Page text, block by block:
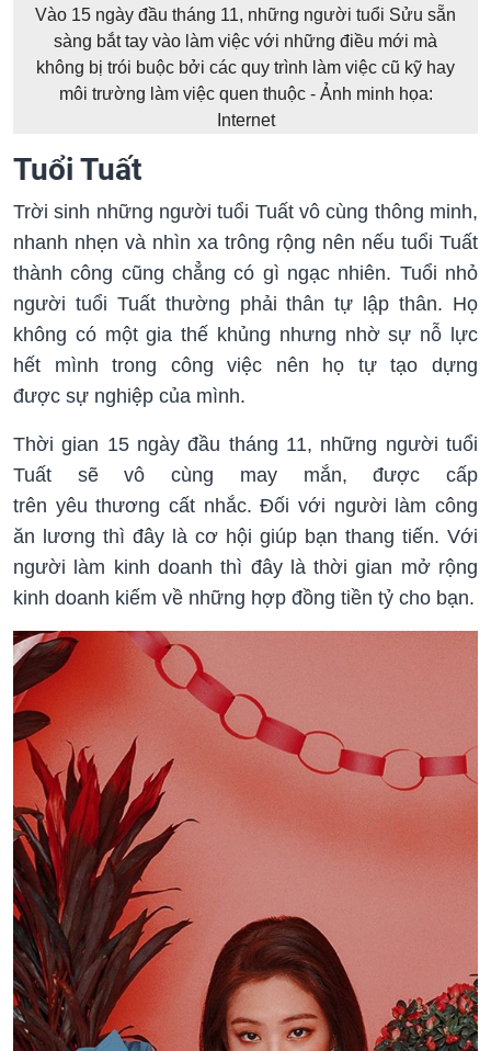
Vào 15 ngày đầu tháng 11, những người tuổi Sửu sẵn
sàng bắt tay vào làm việc với những điều mới mà
không bị trói buộc bởi các quy trình làm việc cũ kỹ hay
môi trường làm việc quen thuộc - Ảnh minh họa:
Internet
Tuổi Tuất
Trời sinh những người tuổi Tuất vô cùng thông minh,
nhanh nhẹn và nhìn xa trông rộng nên nếu tuổi Tuất
thành công cũng chẳng có gì ngạc nhiên. Tuổi nhỏ
người tuổi Tuất thường phải thân tự lập thân. Họ
không có một gia thế khủng nhưng nhờ sự nỗ lực
hết mình trong công việc nên họ tự tạo dựng
được sự nghiệp của mình.
Thời gian 15 ngày đầu tháng 11, những người tuổi
Tuất sẽ vô cùng may mắn, được cấp
trên yêu thương cất nhắc. Đối với người làm công
ăn lương thì đây là cơ hội giúp bạn thang tiến. Với
người làm kinh doanh thì đây là thời gian mở rộng
kinh doanh kiếm về những hợp đồng tiền tỷ cho bạn.